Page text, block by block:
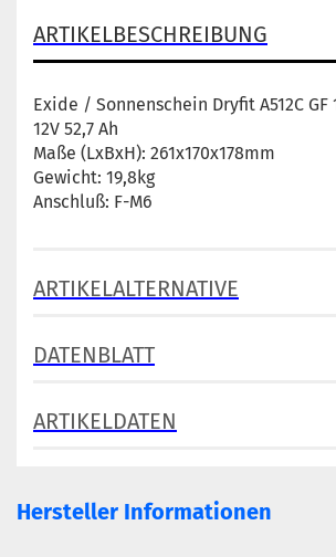
ARTIKELBESCHREIBUNG
Exide / Sonnenschein Dryfit A512C GF
12V 52,7 Ah
Maße (LxBxH): 261x170x178mm
Gewicht: 19,8kg
Anschluß: F-M6
ARTIKELALTERNATIVE
DATENBLATT
ARTIKELDATEN
Hersteller Informationen